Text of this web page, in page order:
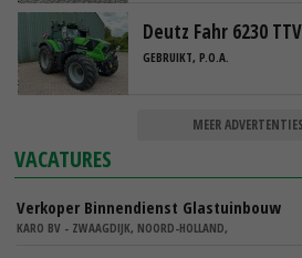
Deutz Fahr 6230
GEBRUIKT, P.O.A.
MEER ADVERTENTIES
VACATURES
Verkoper Binnendienst Glastuinbouw
KARO BV - ZWAAGDIJK, NOORD-HOLLAND,